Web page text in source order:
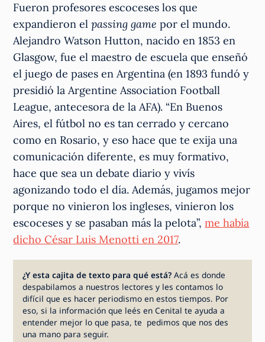
Fueron profesores escoceses los que
expandieron elpassing game por el mundo.
Alejandro Watson Hutton, nacido en 1853 en
Glasgow, fue el maestro de escuela que enseñó
el juego de pases en Argentina (en 1893 fundó y
presidió la Argentine Association Football
League, antecesora de la AFA). “En Buenos
Aires, el fútbol no es tan cerrado y cercano
como en Rosario, y eso hace que te exija una
comunicación diferente, es muy formativo,
hace que sea un debate diario y vivís
agonizando todo el día. Además, jugamos mejor
porque no vinieron los ingleses, vinieron los
escoceses y se pasaban más la pelota”,me había
dicho César Luis Menotti en 2017.
¿Y esta cajita de texto para qué está?Acá es donde
despabilamos a nuestros lectores y les contamos lo
difícil que es hacer periodismo en estos tiempos. Por
eso, si la información que leés en Cenital te ayuda a
entender mejor lo que pasa, te pedimos que nos des
una mano para seguir.